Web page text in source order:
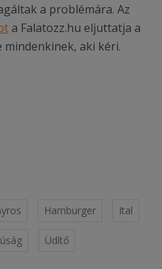
a problémára. Az
a Falatozz.hu eljuttatja a
aki kéri.
Hamburger Ital
Üdítő